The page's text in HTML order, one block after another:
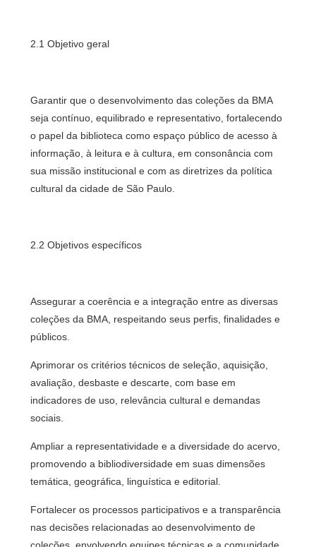
2.1 Objetivo geral
Garantir que o desenvolvimento das coleções da BMA
seja contínuo, equilibrado e representativo, fortalecendo
o papel da biblioteca como espaço público de acesso à
informação, à leitura e à cultura, em consonância com
sua missão institucional e com as diretrizes da política
cultural da cidade de São Paulo.
2.2 Objetivos específicos
Assegurar a coerência e a integração entre as diversas
coleções da BMA, respeitando seus perfis, finalidades e
públicos.
Aprimorar os critérios técnicos de seleção, aquisição,
avaliação, desbaste e descarte, com base em
indicadores de uso, relevância cultural e demandas
sociais.
Ampliar a representatividade e a diversidade do acervo,
promovendo a bibliodiversidade em suas dimensões
temática, geográfica, linguística e editorial.
Fortalecer os processos participativos e a transparência
nas decisões relacionadas ao desenvolvimento de